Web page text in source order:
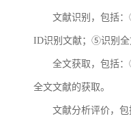
文献识别，包括
ID识别文献；⑤识别全
全文获取，包括
全文文献的获取。
文献分析评价，